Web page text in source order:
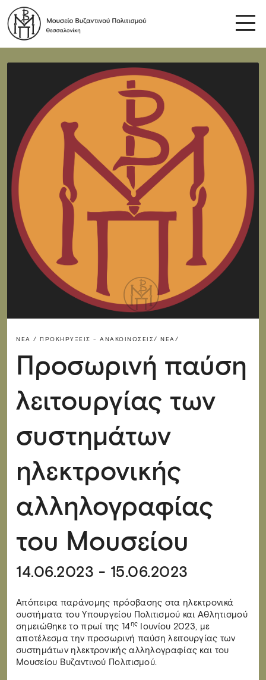
ΝΈΑ / ΠΡΟΚΗΡΎΞΕΙΣ - ΑΝΑΚΟΙΝΏΣΕΙΣ/ ΝΈΑ/
Προσωρινή παύση
λειτουργίας των
συστημάτων
ηλεκτρονικής
αλληλογραφίας
του Μουσείου
14.06.2023 - 15.06.2023
Απόπειρα παράνομης πρόσβασης στα ηλεκτρονικά
συστήματα του Υπουργείου Πολιτισμού και Αθλητισμού
σημειώθηκε το πρωί της 14ης Ιουνίου 2023, με
αποτέλεσμα την προσωρινή παύση λειτουργίας των
συστημάτων ηλεκτρονικής αλληλογραφίας και του
Μουσείου Βυζαντινού Πολιτισμού.